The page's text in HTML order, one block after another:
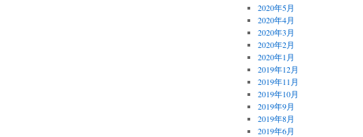
2020年5月
2020年4月
2020年3月
2020年2月
2020年1月
2019年12月
2019年11月
2019年10月
2019年9月
2019年8月
2019年6月